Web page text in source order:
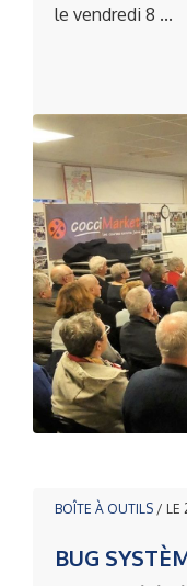
le vendredi 8 ...
BOÎTE À OUTILS / LE
BUG